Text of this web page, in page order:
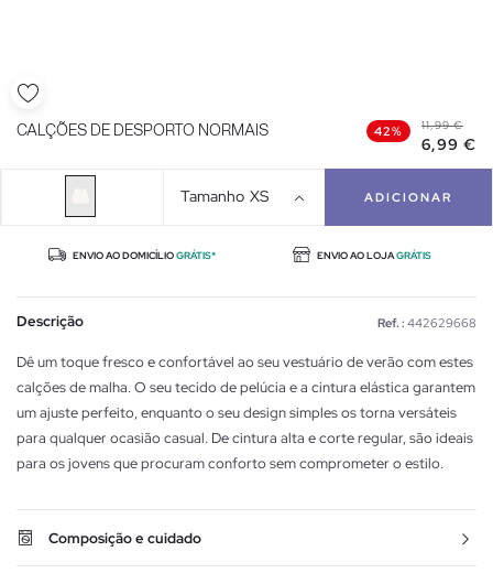
CALÇÕES DE DESPORTO NORMAIS 42% 11,99 €
6,99 €
Tamanho XS ADICIONAR
ENVIO AO DOMICÍLIOGRÁTIS* ENVIO AO LOJAGRÁTIS
Descrição Ref. : 442629668
Dê um toque fresco e confortável ao seu vestuário de verão com estes
calções de malha. O seu tecido de pelúcia e a cintura elástica garantem
um ajuste perfeito, enquanto o seu design simples os torna versáteis
para qualquer ocasião casual. De cintura alta e corte regular, são ideais
para os jovens que procuram conforto sem comprometer o estilo.
Composição e cuidado